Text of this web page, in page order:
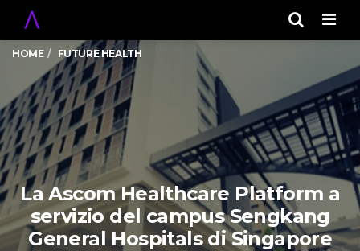
HOME FUTURE HEALTH
La Ascom Healthcare Platform a
servizio del campus Sengkang
General Hospitals di Singapore